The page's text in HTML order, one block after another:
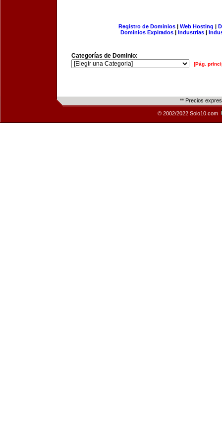
Registro de Dominios| Web Hosting |
Dominios Expirados | Industrias |
Categorías de Dominio:
[Pág.
** Precios
© 2002/2022 Solo10.com